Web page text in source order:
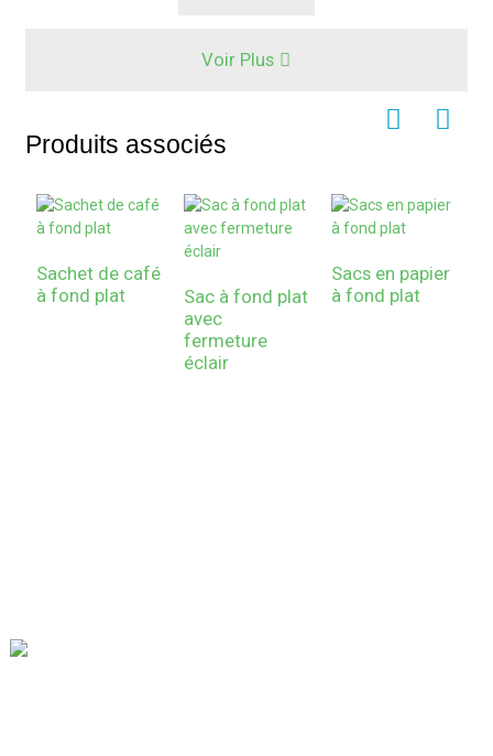
Voir Plus
Produits associés
Sachet de café
à fond plat
Sac à fond plat
avec
fermeture
éclair
Sacs en papier
à fond plat